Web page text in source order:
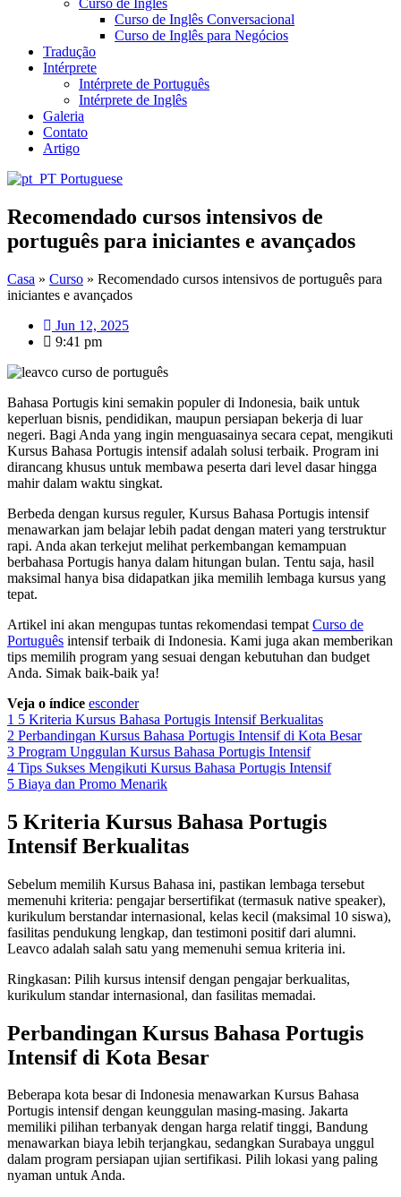
Curso de Inglês
Curso de Inglês Conversacional
Curso de Inglês para Negócios
Tradução
Intérprete
Intérprete de Português
Intérprete de Inglês
Galeria
Contato
Artigo
Portuguese
Recomendado cursos intensivos de
português para iniciantes e avançados
Casa » Curso » Recomendado cursos intensivos de português para
iniciantes e avançados
Jun 12, 2025
9:41 pm
Bahasa Portugis kini semakin populer di Indonesia, baik untuk
keperluan bisnis, pendidikan, maupun persiapan bekerja di luar
negeri. Bagi Anda yang ingin menguasainya secara cepat, mengikuti
Kursus Bahasa Portugis intensif adalah solusi terbaik. Program ini
dirancang khusus untuk membawa peserta dari level dasar hingga
mahir dalam waktu singkat.
Berbeda dengan kursus reguler, Kursus Bahasa Portugis intensif
menawarkan jam belajar lebih padat dengan materi yang terstruktur
rapi. Anda akan terkejut melihat perkembangan kemampuan
berbahasa Portugis hanya dalam hitungan bulan. Tentu saja, hasil
maksimal hanya bisa didapatkan jika memilih lembaga kursus yang
tepat.
Artikel ini akan mengupas tuntas rekomendasi tempat Curso de
Português intensif terbaik di Indonesia. Kami juga akan memberikan
tips memilih program yang sesuai dengan kebutuhan dan budget
Anda. Simak baik-baik ya!
Veja o índice esconder
1 5 Kriteria Kursus Bahasa Portugis Intensif Berkualitas
2 Perbandingan Kursus Bahasa Portugis Intensif di Kota Besar
3 Program Unggulan Kursus Bahasa Portugis Intensif
4 Tips Sukses Mengikuti Kursus Bahasa Portugis Intensif
5 Biaya dan Promo Menarik
5 Kriteria Kursus Bahasa Portugis
Intensif Berkualitas
Sebelum memilih Kursus Bahasa ini, pastikan lembaga tersebut
memenuhi kriteria: pengajar bersertifikat (termasuk native speaker),
kurikulum berstandar internasional, kelas kecil (maksimal 10 siswa),
fasilitas pendukung lengkap, dan testimoni positif dari alumni.
Leavco adalah salah satu yang memenuhi semua kriteria ini.
Ringkasan: Pilih kursus intensif dengan pengajar berkualitas,
kurikulum standar internasional, dan fasilitas memadai.
Perbandingan Kursus Bahasa Portugis
Intensif di Kota Besar
Beberapa kota besar di Indonesia menawarkan Kursus Bahasa
Portugis intensif dengan keunggulan masing-masing. Jakarta
memiliki pilihan terbanyak dengan harga relatif tinggi, Bandung
menawarkan biaya lebih terjangkau, sedangkan Surabaya unggul
dalam program persiapan ujian sertifikasi. Pilih lokasi yang paling
nyaman untuk Anda.